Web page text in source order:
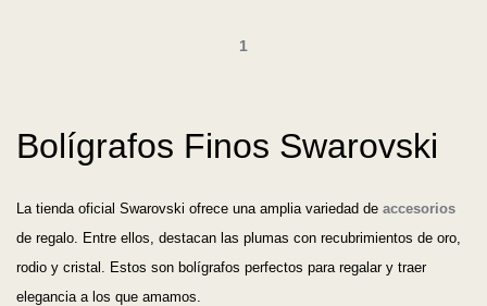
1
Bolígrafos Finos Swarovski
La tienda oficial Swarovski ofrece una amplia variedad de accesorios
de regalo. Entre ellos, destacan las plumas con recubrimientos de oro,
rodio y cristal. Estos son bolígrafos perfectos para regalar y traer
elegancia a los que amamos.